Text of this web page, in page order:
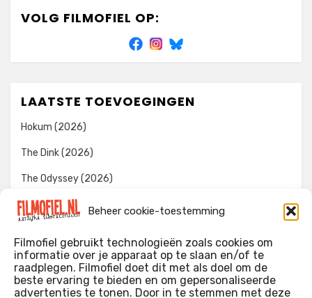
Beheer cookie-toestemming
Filmofiel gebruikt technologieën zoals cookies om
informatie over je apparaat op te slaan en/of te
raadplegen. Filmofiel doet dit met als doel om de
beste ervaring te bieden en om gepersonaliseerde
advertenties te tonen. Door in te stemmen met deze
VOLG FILMOFIEL OP:
LAATSTE TOEVOEGINGEN
Hokum (2026)
The Dink (2026)
The Odyssey (2026)
Evil Dead Burn (2026)
WIE IK BEN…?